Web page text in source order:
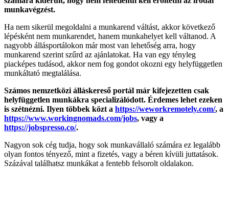
munkavégzést.
Ha nem sikerül megoldalni a munkarend váltást, akkor következő
lépésként nem munkarendet, hanem munkahelyet kell váltanod. A
nagyobb állásportálokon már most van lehetőség arra, hogy
munkarend szerint szűrd az ajánlatokat. Ha van egy tényleg
piacképes tudásod, akkor nem fog gondot okozni egy helyfüggetlen
munkáltató megtalálása.
Számos nemzetközi álláskereső portál már kifejezetten csak
helyfüggetlen munkákra specializálódott. Érdemes lehet ezeken
is szétnézni. Ilyen többek közt a https://weworkremotely.com/, a
https://www.workingnomads.com/jobs, vagy a
https://jobspresso.co/.
Nagyon sok cég tudja, hogy sok munkavállaló számára ez legalább
olyan fontos tényező, mint a fizetés, vagy a béren kívüli juttatások.
Százával találhatsz munkákat a fentebb felsorolt oldalakon.